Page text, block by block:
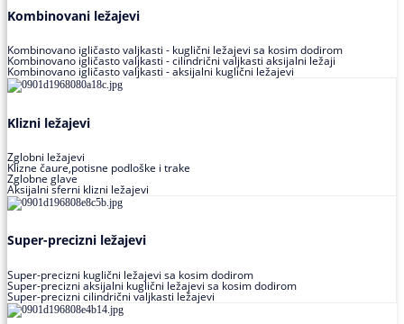
Kombinovani ležajevi
Kombinovano igličasto valjkasti - kuglični ležajevi sa kosim dodirom
Kombinovano igličasto valjkasti - cilindrični valjkasti aksijalni ležaji
Kombinovano igličasto valjkasti - aksijalni kuglični ležajevi
Klizni ležajevi
Zglobni ležajevi
Klizne čaure,potisne podloške i trake
Zglobne glave
Aksijalni sferni klizni ležajevi
Super-precizni ležajevi
Super-precizni kuglični ležajevi sa kosim dodirom
Super-precizni aksijalni kuglični ležajevi sa kosim dodirom
Super-precizni cilindrični valjkasti ležajevi